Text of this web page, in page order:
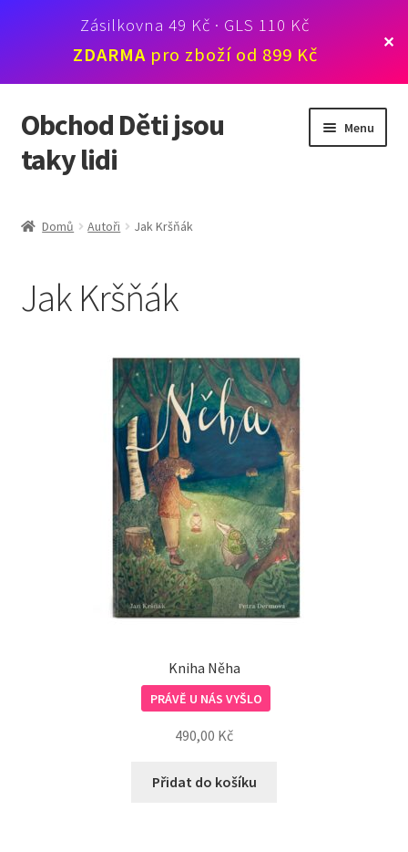
Zásilkovna 49 Kč · GLS 110 Kč
ZDARMA pro zboží od 899 Kč
✕
Přeskočit
na
navigaci
Přejít
k
obsahu
Obchod Děti jsou
taky lidi
Menu
Karty
Doprava, platba, kontakt
Domů Autoři Jak Kršňák
Jak Kršňák
Kniha Něha
PRÁVĚ U NÁS VYŠLO
490,00 Kč
Přidat do košíku